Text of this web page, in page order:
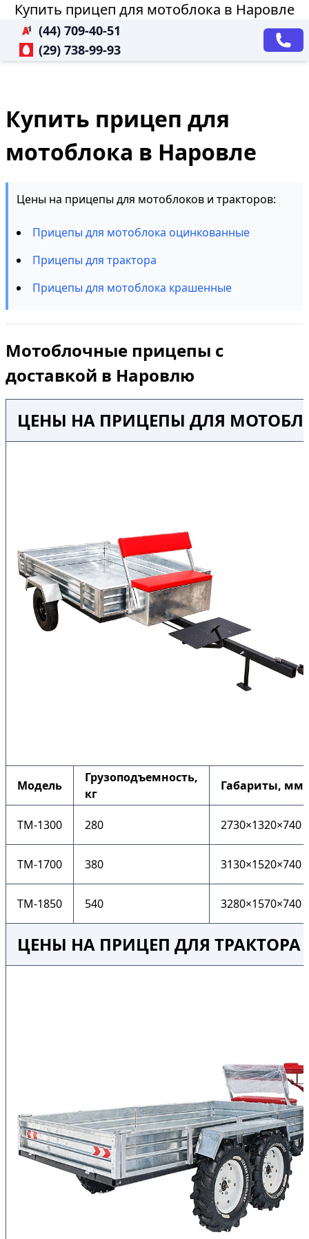
Купить прицеп для мотоблока в Наровле
(44) 709-40-51
(29) 738-99-93
Купить прицеп для
мотоблока в Наровле
Цены на прицепы для мотоблоков и тракторов:
Прицепы для мотоблока оцинкованные
Прицепы для трактора
Прицепы для мотоблока крашенные
Мотоблочные прицепы с
доставкой в Наровлю
ЦЕНЫ НА ПРИЦЕПЫ ДЛЯ
Модель
Грузоподъемность,
кг
Габариты, мм
ТМ-1300 280 2730×1320×740
ТМ-1700 380 3130×1520×740
ТМ-1850 540 3280×1570×740
ЦЕНЫ НА ПРИЦЕП ДЛЯ ТРАКТОРА